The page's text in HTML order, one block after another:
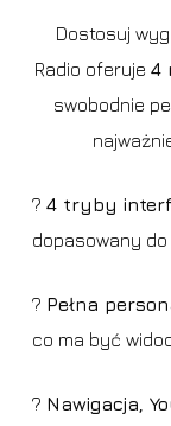
Dostosuj
Radio oferuje4
swobodnie
?️ 4 tryby
dopasowany
? Pełna
co ma być
? Nawigacja,